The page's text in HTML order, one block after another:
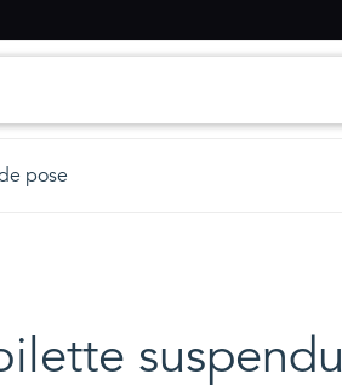
pose
suspendu